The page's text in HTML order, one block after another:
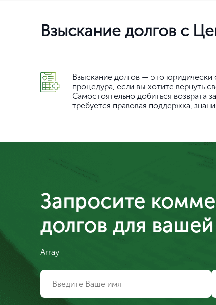
Взыскание долгов с
Взыскание долгов — это
процедура, если вы хотите вернуть
Самостоятельно добиться возврата
требуется правовая поддержка,
Запросите
долгов для
Array